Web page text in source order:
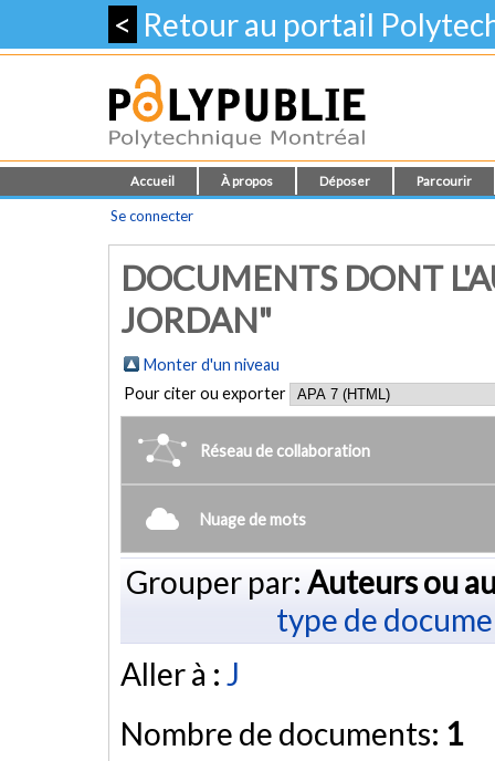
< Retour au portail
Accueil À propos Déposer Parcourir
Se connecter
DOCUMENTS DONT
JORDAN"
Monter d'un niveau
Pour citer ou exporter
Réseau de collaboration
Nuage de mots
Grouper par: Auteurs ou
type de
Aller à : J
Nombre de documents: 1